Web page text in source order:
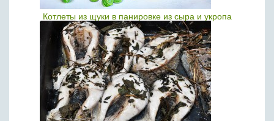
Котлеты из щуки в панировке из сыра и укропа